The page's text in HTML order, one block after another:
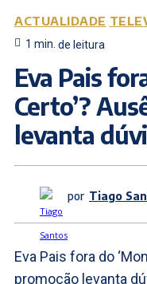
ACTUALIDADE
1 min. de leitura
Eva Pais
Certo’?
levanta
por Tiago
Eva Pais fora do
promoção levanta